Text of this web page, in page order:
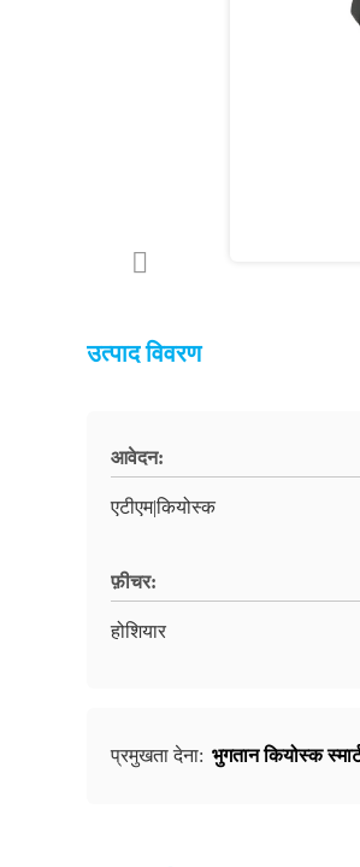
उत्पाद विवरण
आवेदन:
एटीएम|कियोस्क
फ़ीचर:
होशियार
प्रमुखता देना: भुगतान कियोस्क